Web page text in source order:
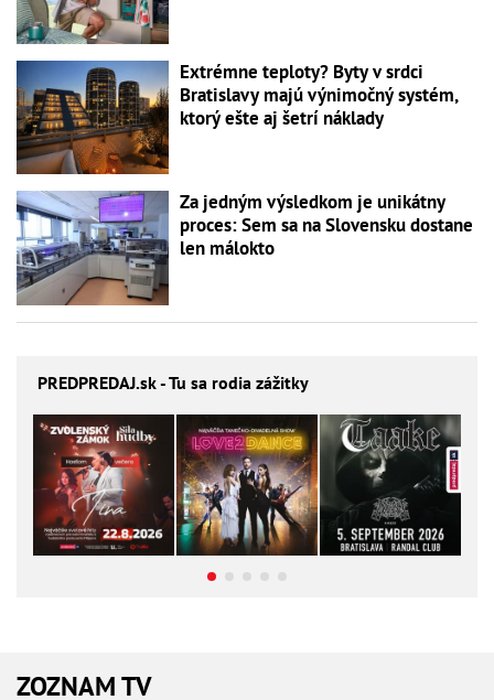
Extrémne teploty? Byty v srdci
Bratislavy majú výnimočný systém,
ktorý ešte aj šetrí náklady
Za jedným výsledkom je unikátny
proces: Sem sa na Slovensku dostane
len málokto
PREDPREDAJ.sk - Tu sa rodia zážitky
ZOZNAM TV